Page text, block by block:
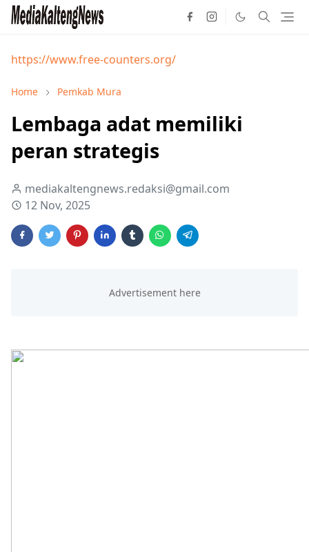
https://www.free-counters.org/
Home Pemkab Mura
Lembaga adat memiliki
peran strategis
mediakaltengnews.redaksi@gmail.com
12 Nov, 2025